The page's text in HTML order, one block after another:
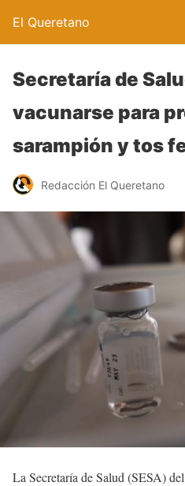
El Queretano
Secretaría de
vacunarse para
sarampión y tos
Redacción El Queretano
La Secretaría de Salud (SESA)